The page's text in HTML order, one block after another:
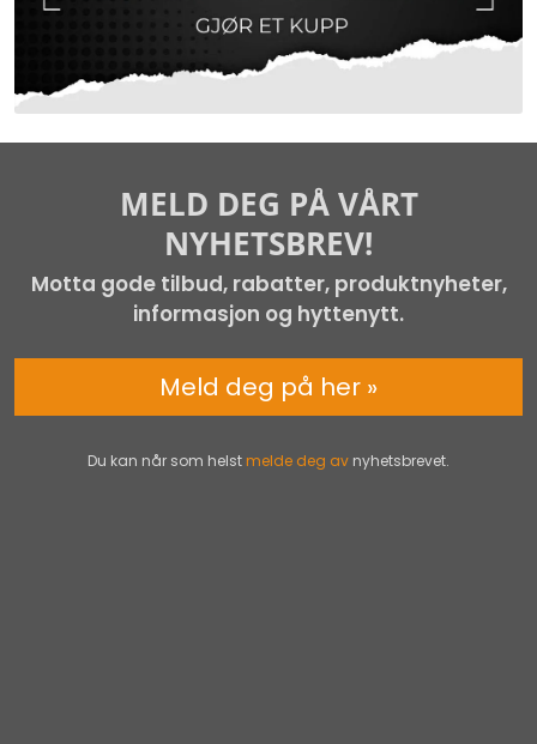
MELD DEG PÅ VÅRT
NYHETSBREV!
Motta gode tilbud, rabatter, produktnyheter,
informasjon og hyttenytt.
Du kan når som helst melde deg av nyhetsbrevet.
Meld deg på her »